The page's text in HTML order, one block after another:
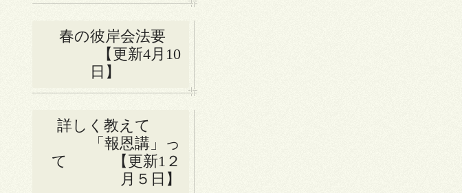
春の彼岸会法要
【更新4月10
日】
詳しく教えて
「報恩講」っ
て 【更新1２
月５日】